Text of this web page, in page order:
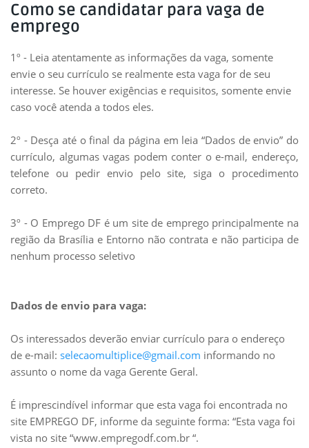
Como se candidatar para vaga de
emprego
1º - Leia atentamente as informações da vaga, somente
envie o seu currículo se realmente esta vaga for de seu
interesse. Se houver exigências e requisitos, somente envie
caso você atenda a todos eles.
2º - Desça até o final da página em leia “Dados de envio” do
currículo, algumas vagas podem conter o e-mail, endereço,
telefone ou pedir envio pelo site, siga o procedimento
correto.
3º - O Emprego DF é um site de emprego principalmente na
região da Brasília e Entorno não contrata e não participa de
nenhum processo seletivo
Dados de envio para vaga:
Os interessados deverão enviar currículo para o endereço
de e-mail: selecaomultiplice@gmail.com informando no
assunto o nome da vaga Gerente Geral.
É imprescindível informar que esta vaga foi encontrada no
site EMPREGO DF, informe da seguinte forma: “Esta vaga foi
vista no site “www.empregodf.com.br “.